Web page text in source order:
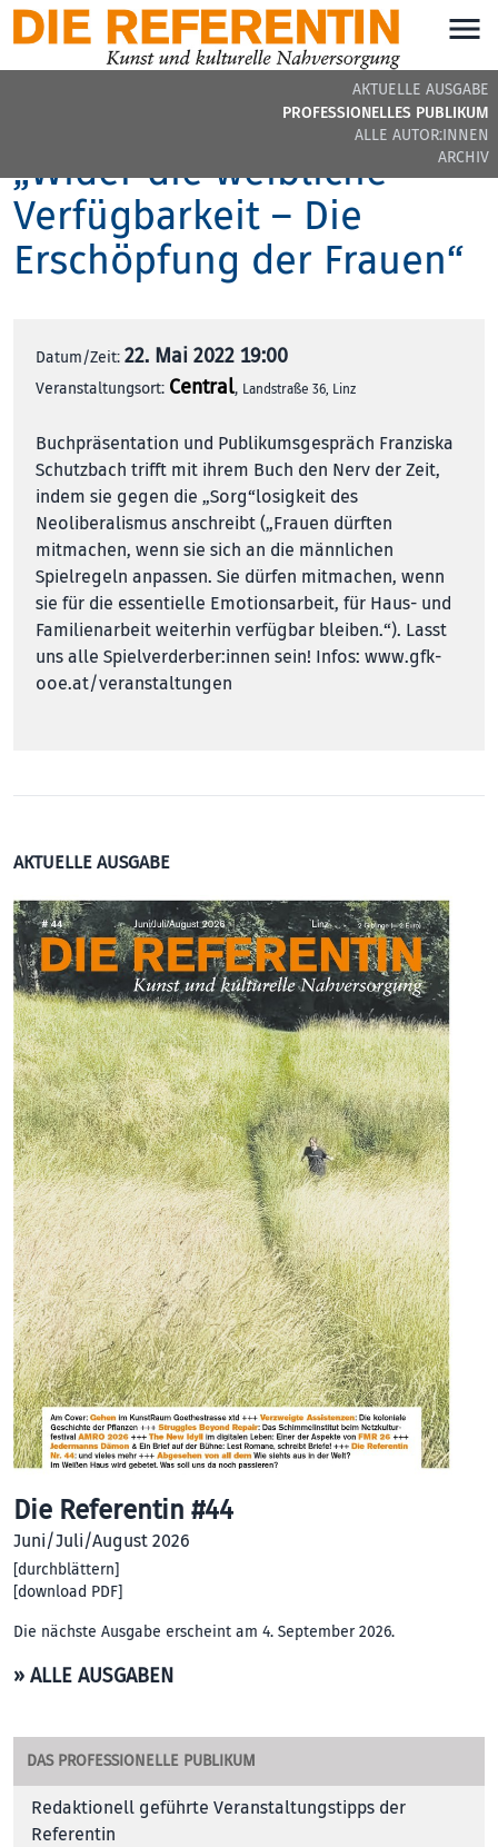
AKTUELLE AUSGABE
PROFESSIONELLES PUBLIKUM
ALLE AUTOR:INNEN
ARCHIV
Franziska Schutzbach
„Wider die weibliche
Verfügbarkeit – Die
Erschöpfung der Frauen“
Datum/Zeit: 22. Mai 2022 19:00
Veranstaltungsort: Central, Landstraße 36, Linz
Buchpräsentation und Publikumsgespräch Franziska
Schutzbach trifft mit ihrem Buch den Nerv der Zeit,
indem sie gegen die „Sorg“losigkeit des
Neoliberalismus anschreibt („Frauen dürften
mitmachen, wenn sie sich an die männlichen
Spielregeln anpassen. Sie dürfen mitmachen, wenn
sie für die essentielle Emotionsarbeit, für Haus- und
Familienarbeit weiterhin verfügbar bleiben.“). Lasst
uns alle Spielverderber:innen sein! Infos: www.gfk-
ooe.at/veranstaltungen
AKTUELLE AUSGABE
Die Referentin #44
Juni/Juli/August 2026
[durchblättern]
[download PDF]
Die nächste Ausgabe erscheint am 4. September 2026.
» ALLE AUSGABEN
DAS PROFESSIONELLE PUBLIKUM
Redaktionell geführte Veranstaltungstipps der
Referentin